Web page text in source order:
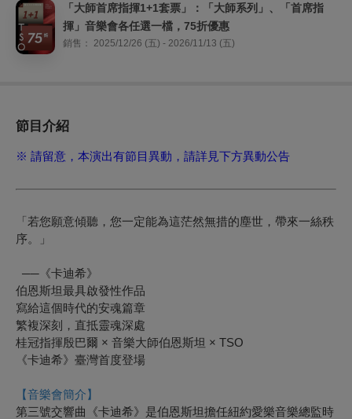
「大師首席指揮1+1套票」：「大師系列」、「首席指
揮」音樂會各任選一檔，75折優惠
銷售： 2025/12/26 (五) - 2026/11/13 (五)
節目介紹
※ 請留意，本演出有節目異動，請詳見下方異動公告
「若您願意傾聽，您一定能為這茫然無措的塵世，帶來一絲秩
序。」
──《卡迪希》
伯恩斯坦最具啟發性作品
寫給這個時代的安魂篇章
繁複深刻，直抵靈魂深處
桂冠指揮殷巴爾 × 音樂大師伯恩斯坦 × TSO
《卡迪希》臺灣首度登場
【音樂會簡介】
第三號交響曲《卡迪希》是伯恩斯坦擔任紐約愛樂音樂總監時